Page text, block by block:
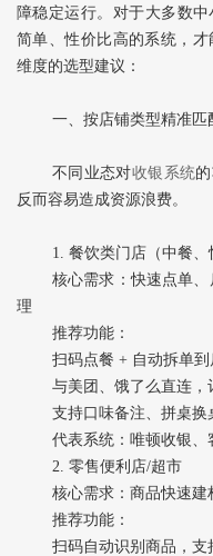
障稳定运行‌。对于大多数
简单、性价比高的系统，
维度的选型建议：
一、按店铺类型精准匹
不同业态对收银系统
反而容易造成资源浪费。
1. ‌餐饮类门店‌（中餐、
核心需求‌：快速点单
理
推荐功能‌：
扫码点餐 + 自动拆单到
与美团、饿了么直连，
支持口味备注、拼桌换
代表系统‌：唯顿收银、
2. ‌零售便利店/超市‌
核心需求‌：商品快速
推荐功能‌：
扫码自动识别商品，支